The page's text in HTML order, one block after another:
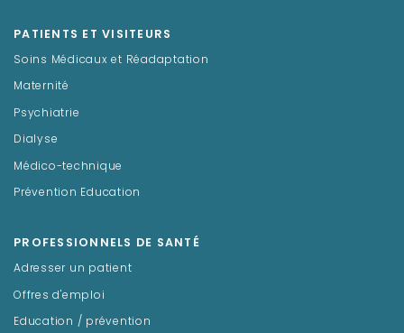
PATIENTS ET VISITEURS
Soins Médicaux et Réadaptation
Maternité
Psychiatrie
Dialyse
Médico-technique
Prévention Education
PROFESSIONNELS DE SANTÉ
Adresser un patient
Offres d'emploi
Education / prévention